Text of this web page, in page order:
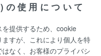
使用について
提供するため、cookie
ますが、これにより個人を特
なく、お客様のプライバシ